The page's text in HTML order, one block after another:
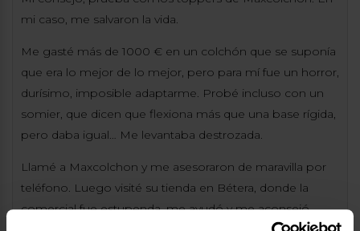
mi caso, me salvaron la vida.
Me gasté más de 1000 € en un colchón que se suponía
que era lo mejor de lo mejor, pero para mí fue un horror,
durísimo, imposible adaptarme. Probé incluso con un
somier, que dicen que flexiona más que una base rígida,
pero daba igual… Me levantaba destrozada.
Llamé a Maxcolchon y me asesoraron de maravilla por
teléfono. Luego visité su tienda en Bétera, donde la
comercial fue estupenda, me ayudó y me aconsejó.